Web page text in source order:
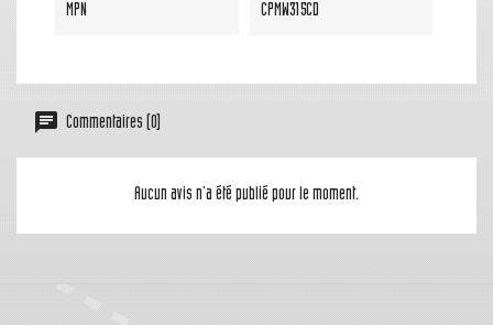
MPN CPMW315CD
Commentaires (0)
Aucun avis n'a été publié pour le moment.